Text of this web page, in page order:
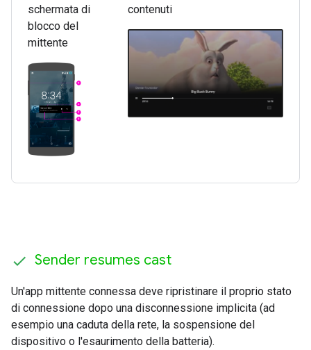
schermata di
blocco del
mittente
contenuti
Sender resumes cast
Un'app mittente connessa deve ripristinare il proprio stato
di connessione dopo una disconnessione implicita (ad
esempio una caduta della rete, la sospensione del
dispositivo o l'esaurimento della batteria).